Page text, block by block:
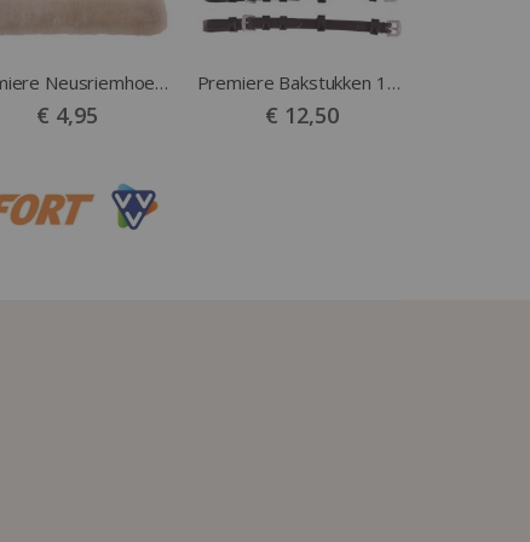
Premiere Neusriemhoes naturel
€ 4,95
Premiere Bakstukken 13mm XFull zwart
€ 12,50